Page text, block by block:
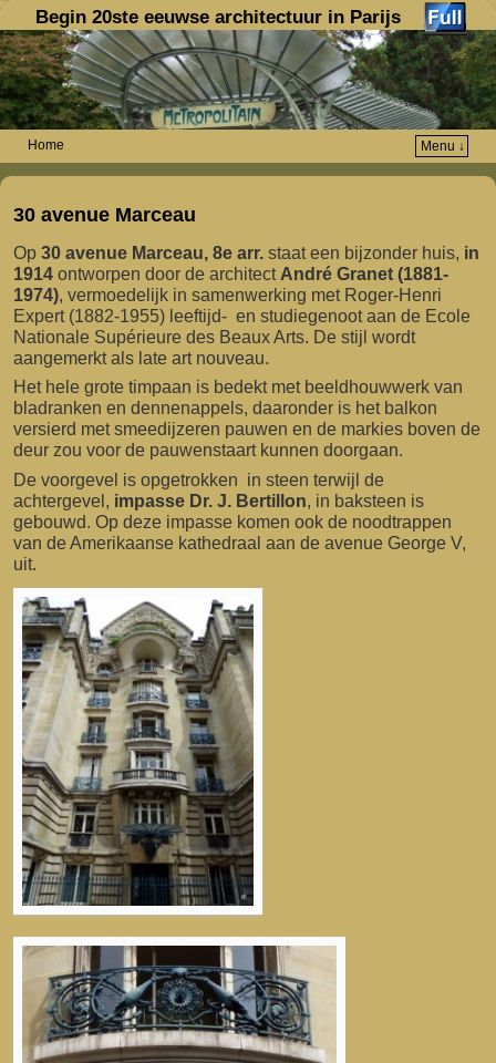
Begin 20ste eeuwse architectuur in Parijs
Home
Menu ↓
Spring naar de primaire inhoud
Spring naar de secundaire inhoud
30 avenue Marceau
Op 30 avenue Marceau, 8e arr. staat een bijzonder huis, in
1914 ontworpen door de architect André Granet (1881-
1974), vermoedelijk in samenwerking met Roger-Henri
Expert (1882-1955) leeftijd- en studiegenoot aan de Ecole
Nationale Supérieure des Beaux Arts. De stijl wordt
aangemerkt als late art nouveau.
Het hele grote timpaan is bedekt met beeldhouwwerk van
bladranken en dennenappels, daaronder is het balkon
versierd met smeedijzeren pauwen en de markies boven de
deur zou voor de pauwenstaart kunnen doorgaan.
De voorgevel is opgetrokken in steen terwijl de
achtergevel, impasse Dr. J. Bertillon, in baksteen is
gebouwd. Op deze impasse komen ook de noodtrappen
van de Amerikaanse kathedraal aan de avenue George V,
uit.